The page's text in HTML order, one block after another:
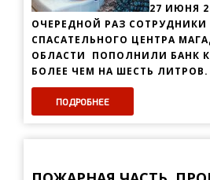
27 ИЮНЯ
ОЧЕРЕДНОЙ РАЗ
СПАСАТЕЛЬНОГО ЦЕНТРА
ОБЛАСТИ ПОПОЛНИЛИ БАНК
БОЛЕЕ ЧЕМ НА ШЕСТЬ ЛИТРОВ.
ПОДРОБНЕЕ